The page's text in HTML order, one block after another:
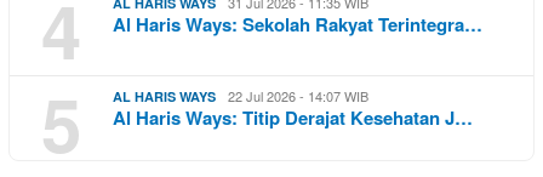
4 Al Haris Ways: Sekolah Rakyat Terintegra…
5 AL HARIS WAYS 22 Jul 2026 - 14:07 WIB
Al Haris Ways: Titip Derajat Kesehatan J…